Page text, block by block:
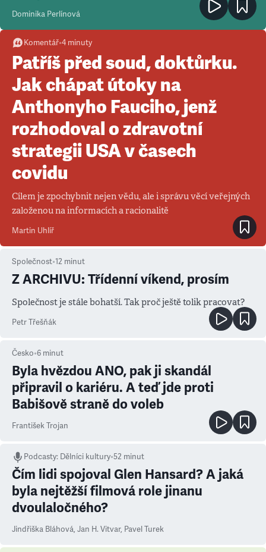
Dominika Perlínová
Komentář•4 minuty
Patříš před soud, doktůrku.
Jak chápat útoky na
Anthonyho Fauciho, jenž
rozhodoval o zdravotní
strategii USA v časech
covidu
Cílem je zpochybnit nejen vědu, ale i správu věcí veřejných
založenou na informacích a racionalitě
Martin Uhlíř
Společnost•12 minut
Z ARCHIVU: Třídenní víkend, prosím
Společnost je stále bohatší. Tak proč ještě tolik pracovat?
Petr Třešňák
Česko•6 minut
Byla hvězdou ANO, pak ji skandál
připravil o kariéru. A teď jde proti
Babišově straně do voleb
František Trojan
Podcasty: Dělníci kultury•52 minut
Čím lidi spojoval Glen Hansard? A jaká
byla nejtěžší filmová role jinanu
dvoulaločného?
Jindřiška Bláhová, Jan H. Vitvar, Pavel Turek